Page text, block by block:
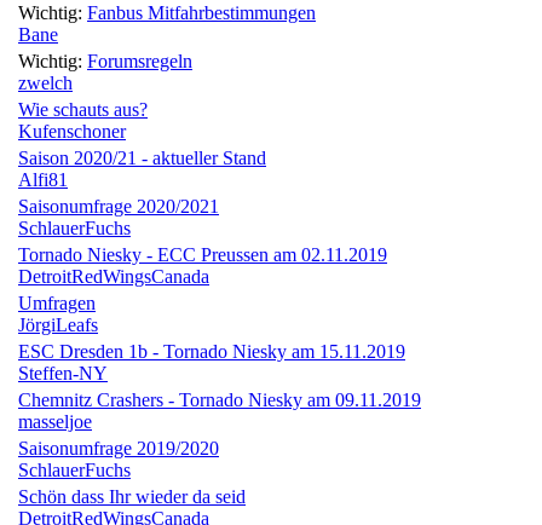
Wichtig: Fanbus Mitfahrbestimmungen
Bane
Wichtig: Forumsregeln
zwelch
Wie schauts aus?
Kufenschoner
Saison 2020/21 - aktueller Stand
Alfi81
Saisonumfrage 2020/2021
SchlauerFuchs
Tornado Niesky - ECC Preussen am 02.11.2019
DetroitRedWingsCanada
Umfragen
JörgiLeafs
ESC Dresden 1b - Tornado Niesky am 15.11.2019
Steffen-NY
Chemnitz Crashers - Tornado Niesky am 09.11.2019
masseljoe
Saisonumfrage 2019/2020
SchlauerFuchs
Schön dass Ihr wieder da seid
DetroitRedWingsCanada